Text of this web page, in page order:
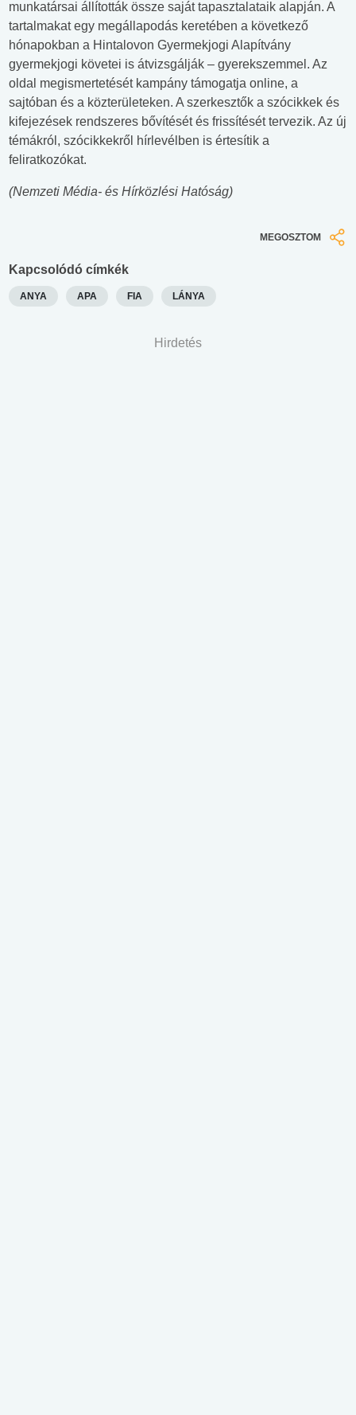
munkatársai állították össze saját tapasztalataik alapján. A
tartalmakat egy megállapodás keretében a következő
hónapokban a Hintalovon Gyermekjogi Alapítvány
gyermekjogi követei is átvizsgálják – gyerekszemmel. Az
oldal megismertetését kampány támogatja online, a
sajtóban és a közterületeken. A szerkesztők a szócikkek és
kifejezések rendszeres bővítését és frissítését tervezik. Az új
témákról, szócikkekről hírlevélben is értesítik a
feliratkozókat.
(Nemzeti Média- és Hírközlési Hatóság)
MEGOSZTOM
Kapcsolódó címkék
ANYA APA FIA LÁNYA
Hirdetés